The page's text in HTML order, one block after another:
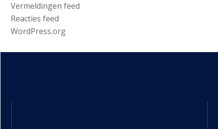
Vermeldingen feed
Reacties feed
WordPress.org